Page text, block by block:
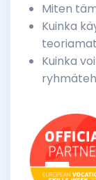
Miten
Kuinka
Kuinka